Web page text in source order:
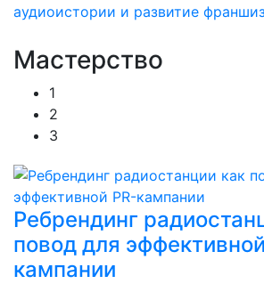
аудиоистории и развитие
Мастерство
1
2
3
Ребрендинг
повод для
кампании